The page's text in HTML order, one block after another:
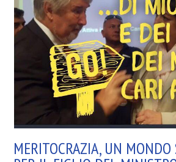
MERITOCRAZIA, UN MONDO